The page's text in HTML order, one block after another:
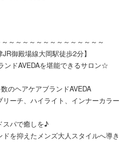
～～～～～～～～～～～～～～
御殿場線大岡駅徒歩2分】
ンドAVEDAを堪能できるサロン☆
のヘアケアブランドAVEDA
ーチ、ハイライト、インナーカラ
スパで癒しを♪
を抑えたメンズ大人スタイルへ導